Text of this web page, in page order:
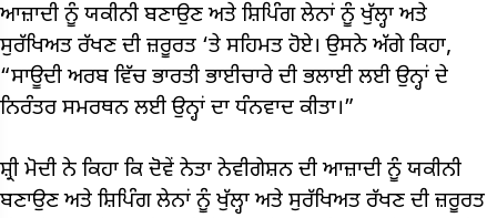
ਆਜ਼ਾਦੀ ਨੂੰ ਯਕੀਨੀ ਬਣਾਉਣ ਅਤੇ ਸ਼ਿਪਿੰਗ ਲੇਨਾਂ ਨੂੰ ਖੁੱਲ੍ਹਾ ਅਤੇ
ਸੁਰੱਖਿਅਤ ਰੱਖਣ ਦੀ ਜ਼ਰੂਰਤ ‘ਤੇ ਸਹਿਮਤ ਹੋਏ। ਉਸਨੇ ਅੱਗੇ ਕਿਹਾ,
“ਸਾਊਦੀ ਅਰਬ ਵਿੱਚ ਭਾਰਤੀ ਭਾਈਚਾਰੇ ਦੀ ਭਲਾਈ ਲਈ ਉਨ੍ਹਾਂ ਦੇ
ਨਿਰੰਤਰ ਸਮਰਥਨ ਲਈ ਉਨ੍ਹਾਂ ਦਾ ਧੰਨਵਾਦ ਕੀਤਾ।”
ਸ਼੍ਰੀ ਮੋਦੀ ਨੇ ਕਿਹਾ ਕਿ ਦੋਵੇਂ ਨੇਤਾ ਨੇਵੀਗੇਸ਼ਨ ਦੀ ਆਜ਼ਾਦੀ ਨੂੰ ਯਕੀਨੀ
ਬਣਾਉਣ ਅਤੇ ਸ਼ਿਪਿੰਗ ਲੇਨਾਂ ਨੂੰ ਖੁੱਲ੍ਹਾ ਅਤੇ ਸੁਰੱਖਿਅਤ ਰੱਖਣ ਦੀ ਜ਼ਰੂਰਤ